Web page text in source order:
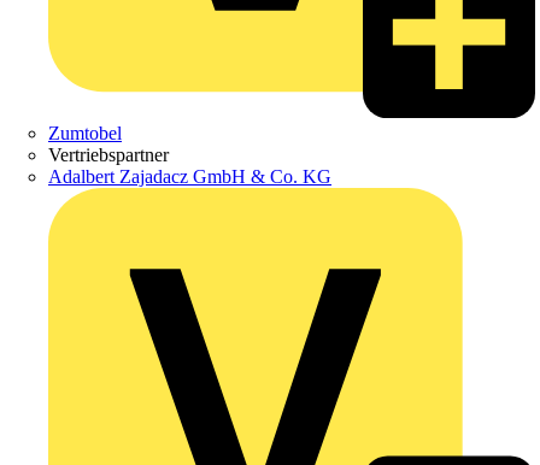
Zumtobel
Vertriebspartner
Adalbert Zajadacz GmbH & Co. KG